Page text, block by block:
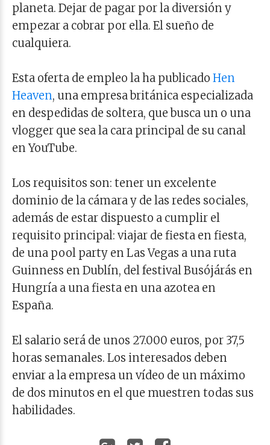
planeta. Dejar de pagar por la diversión y
empezar a cobrar por ella. El sueño de
cualquiera.
Esta oferta de empleo la ha publicado Hen
Heaven, una empresa británica especializada
en despedidas de soltera, que busca un o una
vlogger que sea la cara principal de su canal
en YouTube.
Los requisitos son: tener un excelente
dominio de la cámara y de las redes sociales,
además de estar dispuesto a cumplir el
requisito principal: viajar de fiesta en fiesta,
de una pool party en Las Vegas a una ruta
Guinness en Dublín, del festival Busójárás en
Hungría a una fiesta en una azotea en
España.
El salario será de unos 27.000 euros, por 37,5
horas semanales. Los interesados deben
enviar a la empresa un vídeo de un máximo
de dos minutos en el que muestren todas sus
habilidades.